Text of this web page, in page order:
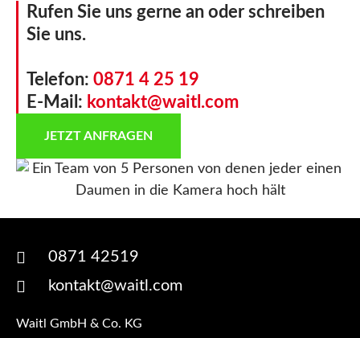
Rufen Sie uns gerne an oder schreiben
Sie uns.
Telefon: 0871 4 25 19
E-Mail: kontakt@waitl.com
JETZT ANFRAGEN
0871 42519
kontakt@waitl.com
Waitl GmbH & Co. KG